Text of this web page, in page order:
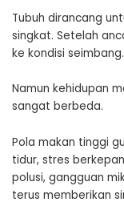
Tubuh dirancang
singkat. Setelah
ke kondisi seimbang.
Namun kehidupan
sangat berbeda.
Pola makan tinggi
tidur, stres
polusi, gangguan
terus memberikan